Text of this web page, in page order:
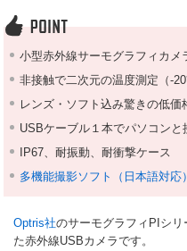
小型赤外線サーモグラフィカメ
非接触で二次元の温度測定（-
レンズ・ソフト込み驚きの低価
USBケーブル１本でパソコンと
IP67、耐振動、耐衝撃ケース
多機能撮影ソフト（日本語対応）
Optris社のサーモグラフィPIシ
た赤外線USBカメラです。